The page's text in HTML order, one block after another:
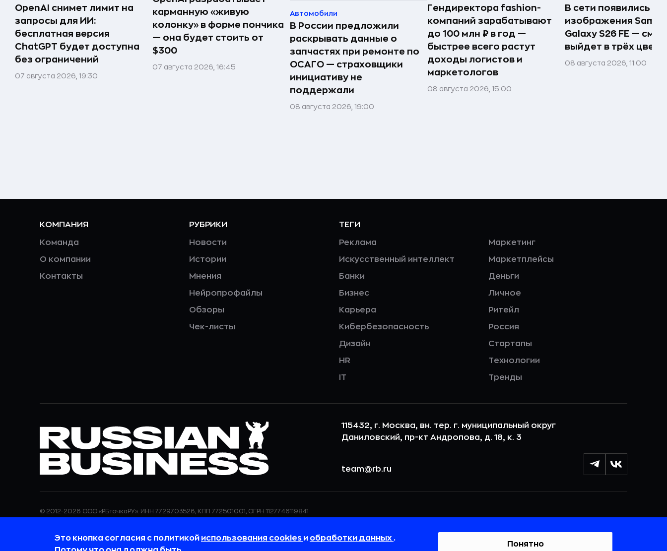
OpenAI снимет лимит на
запросы для ИИ:
бесплатная версия
ChatGPT будет доступна
без ограничений
07 августа 2026, 19:30
карманную «живую
колонку» в форме пончика
— она будет стоить от
$300
07 августа 2026, 16:45
Автомобили
В России предложили
раскрывать данные о
запчастях при ремонте по
ОСАГО — страховщики
инициативу не
поддержали
08 августа 2026, 19:00
Гендиректора fashion-
компаний зарабатывают
до 100 млн ₽ в год —
быстрее всего растут
доходы логистов и
маркетологов
08 августа 2026, 15:00
В сети появились
изображения
Galaxy S26 FE —
выйдет в трёх
08 августа 2026, 11:00
КОМПАНИЯ
Команда
О компании
Контакты
РУБРИКИ
Новости
Истории
Мнения
Нейропрофайлы
Обзоры
Чек-листы
ТЕГИ
Реклама
Искусственный интеллект
Банки
Бизнес
Карьера
Кибербезопасность
Дизайн
HR
IT
Маркетинг
Маркетплейсы
Деньги
Личное
Ритейл
Россия
Стартапы
Технологии
Тренды
115432, г. Москва, вн. тер. г. муниципальный округ
Даниловский, пр-кт Андропова, д. 18, к. 3
team@rb.ru
© 2012-2026 ООО «РБточкаРУ». ИНН 7729703526, КПП 772501001, ОГРН 1127746119841
требованиях к защите персональных данных отражены в Политике в отношении
обработки персональных данных.
повышения удобства пользования веб-сайтом. Если вы не хотите, чтобы ваши
пользовательские данные обрабатывались, пожалуйста, ограничьте их использование в
Это кнопка согласия с политикой использования cookies и обработки данных .
Понятно